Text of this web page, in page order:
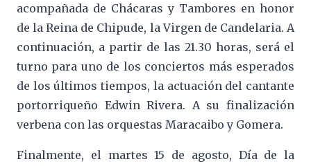
acompañada de Chácaras y Tambores en honor
de la Reina de Chipude, la Virgen de Candelaria. A
continuación, a partir de las 21.30 horas, será el
turno para uno de los conciertos más esperados
de los últimos tiempos, la actuación del cantante
portorriqueño Edwin Rivera. A su finalización
verbena con las orquestas Maracaibo y Gomera.
Finalmente, el martes 15 de agosto, Día de la